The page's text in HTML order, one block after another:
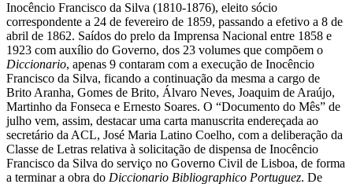
Inocêncio Francisco da Silva (1810-1876), eleito sócio
correspondente a 24 de fevereiro de 1859, passando a efetivo a 8 de
abril de 1862. Saídos do prelo da Imprensa Nacional entre 1858 e
1923 com auxílio do Governo, dos 23 volumes que compõem o
Diccionario, apenas 9 contaram com a execução de Inocêncio
Francisco da Silva, ficando a continuação da mesma a cargo de
Brito Aranha, Gomes de Brito, Álvaro Neves, Joaquim de Araújo,
Martinho da Fonseca e Ernesto Soares. O “Documento do Mês” de
julho vem, assim, destacar uma carta manuscrita endereçada ao
secretário da ACL, José Maria Latino Coelho, com a deliberação da
Classe de Letras relativa à solicitação de dispensa de Inocêncio
Francisco da Silva do serviço no Governo Civil de Lisboa, de forma
a terminar a obra do Diccionario Bibliographico Portuguez. De